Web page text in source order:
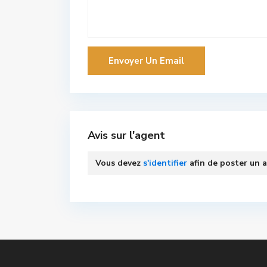
Avis sur l'agent
Vous devez s'identifier afin de poster un